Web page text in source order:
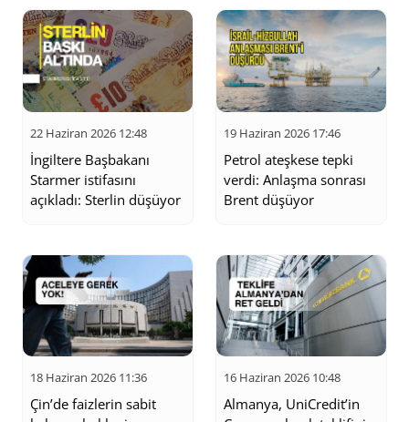
22 Haziran 2026 12:48
İngiltere Başbakanı
Starmer istifasını
açıkladı: Sterlin düşüyor
19 Haziran 2026 17:46
Petrol ateşkese tepki
verdi: Anlaşma sonrası
Brent düşüyor
18 Haziran 2026 11:36
Çin’de faizlerin sabit
16 Haziran 2026 10:48
Almanya, UniCredit’in